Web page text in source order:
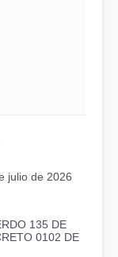
julio de 2026
135 DE
0102 DE